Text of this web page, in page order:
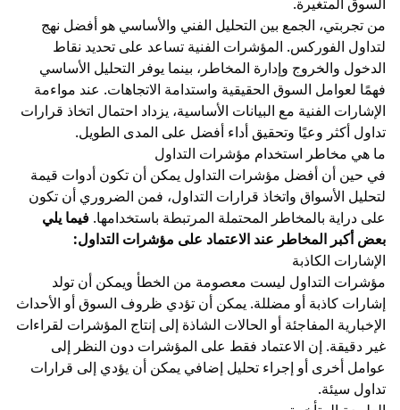
من تجربتي، الجمع بين التحليل الفني والأساسي هو أفضل نهج
لتداول الفوركس. المؤشرات الفنية تساعد على تحديد نقاط
الدخول والخروج وإدارة المخاطر، بينما يوفر التحليل الأساسي
فهمًا لعوامل السوق الحقيقية واستدامة الاتجاهات. عند مواءمة
الإشارات الفنية مع البيانات الأساسية، يزداد احتمال اتخاذ قرارات
تداول أكثر وعيًا وتحقيق أداء أفضل على المدى الطويل.
ما هي مخاطر استخدام مؤشرات التداول
في حين أن أفضل مؤشرات التداول يمكن أن تكون أدوات قيمة
لتحليل الأسواق واتخاذ قرارات التداول، فمن الضروري أن تكون
على دراية بالمخاطر المحتملة المرتبطة باستخدامها. فيما يلي
بعض أكبر المخاطر عند الاعتماد على مؤشرات التداول:
الإشارات الكاذبة
مؤشرات التداول ليست معصومة من الخطأ ويمكن أن تولد
إشارات كاذبة أو مضللة. يمكن أن تؤدي ظروف السوق أو الأحداث
الإخبارية المفاجئة أو الحالات الشاذة إلى إنتاج المؤشرات لقراءات
غير دقيقة. إن الاعتماد فقط على المؤشرات دون النظر إلى
عوامل أخرى أو إجراء تحليل إضافي يمكن أن يؤدي إلى قرارات
تداول سيئة.